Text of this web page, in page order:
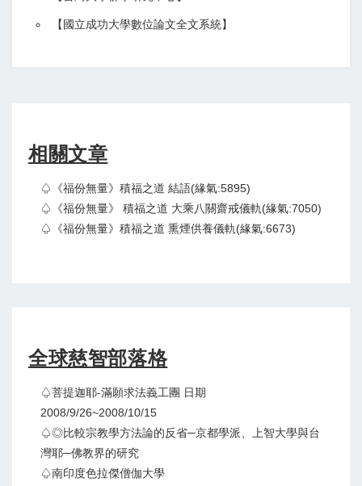
【 國立成功大學數位論文全文系統】
相關文章
♤《福份無量》積福之道 結語(緣氣:5895)
♤《福份無量》 積福之道 大乘八關齋戒儀軌(緣氣:7050)
♤《福份無量》積福之道 熏煙供養儀軌(緣氣:6673)
全球慈智部落格
♤菩提迦耶-滿願求法義工團 日期
2008/9/26~2008/10/15
♤◎比較宗教學方法論的反省─京都學派、上智大學與台
灣耶─佛教界的研究
♤南印度色拉傑僧伽大學